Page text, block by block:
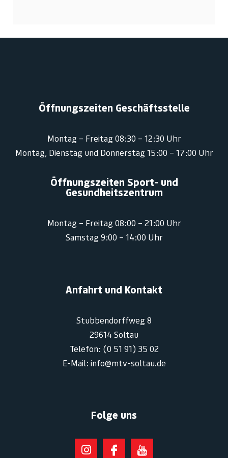
Öffnungszeiten Geschäftsstelle
Montag – Freitag 08:30 – 12:30 Uhr
Montag, Dienstag und Donnerstag 15:00 – 17:00 Uhr
Öffnungszeiten Sport- und
Gesundheitszentrum
Montag – Freitag 08:00 – 21:00 Uhr
Samstag 9:00 – 14:00 Uhr
Anfahrt und Kontakt
Stubbendorffweg 8
29614 Soltau
Telefon: (0 51 91) 35 02
E-Mail: info@mtv-soltau.de
Folge uns